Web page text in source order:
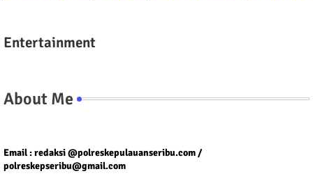
Entertainment
About Me
Email : redaksi @polreskepulauanseribu.com /
polreskepseribu@gmail.com